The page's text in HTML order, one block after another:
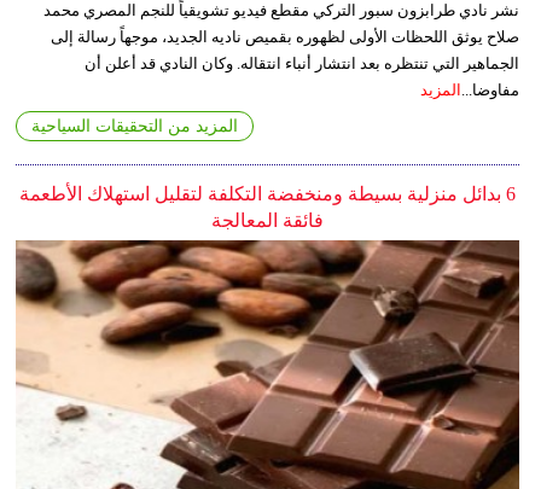
نشر نادي طرابزون سبور التركي مقطع فيديو تشويقياً للنجم المصري محمد
صلاح يوثق اللحظات الأولى لظهوره بقميص ناديه الجديد، موجهاً رسالة إلى
الجماهير التي تنتظره بعد انتشار أنباء انتقاله. وكان النادي قد أعلن أن
مفاوضا... المزيد
المزيد من التحقيقات السياحية
6 بدائل منزلية بسيطة ومنخفضة التكلفة لتقليل استهلاك الأطعمة
فائقة المعالجة